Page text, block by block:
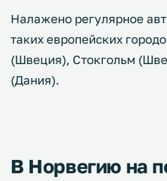
Налажено регулярное
таких европейских
(Швеция), Стокгольм
(Дания).
В Норвегию на